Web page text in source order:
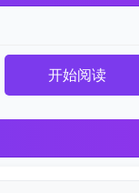
开始阅读